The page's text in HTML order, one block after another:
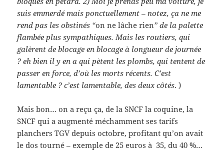
suis emmerdé mais ponctuellement – notez, ça ne me
rend pas les obstinés “on ne lâche rien” de la palette
flambée plus sympathiques. Mais les routiers, qui
galèrent de blocage en blocage à longueur de journée
? eh bien il y en a qui pètent les plombs, qui tentent de
passer en force, d’où les morts récents. C’est
lamentable ? c’est lamentable, des deux côtés. )
Mais bon… on a reçu ça, de la SNCF la coquine, la
SNCF qui a augmenté méchamment ses tarifs
planchers TGV depuis octobre, profitant qu’on avait
le dos tourné – exemple de 25 euros à 35, du 40 %…